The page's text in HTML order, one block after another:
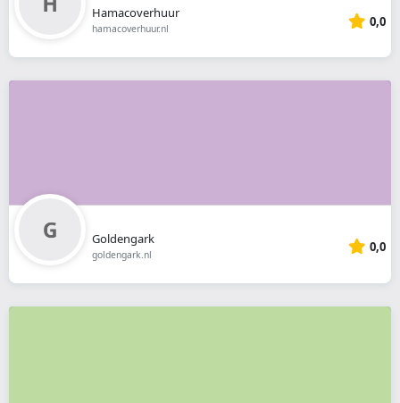
Hamacoverhuur
hamacoverhuur.nl 0,0
Goldengark
goldengark.nl 0,0